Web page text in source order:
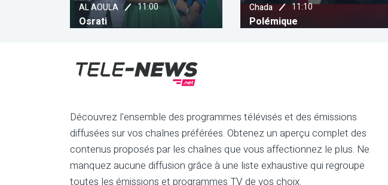
Chada 11:10 Chada 13:00
Musique Chada Tv
Découvrez l'ensemble des programmes télévisés et des émissions
diffusées sur vos chaînes préférées. Obtenez un aperçu complet des
contenus proposés par les chaînes que vous affectionnez le plus. Ne
manquez aucune diffusion grâce à une liste exhaustive qui regroupe
toutes les émissions et programmes TV de vos choix.